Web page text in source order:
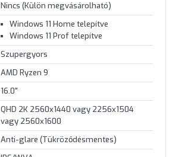
Nincs (Külön megvásárolható)
Windows 11 Home telepítve
Windows 11 Prof telepítve
Szupergyors
AMD Ryzen 9
16.0"
QHD 2K 2560x1440 vagy 2256x1504
vagy 2560x1600
Anti-glare (Tükröződésmentes)